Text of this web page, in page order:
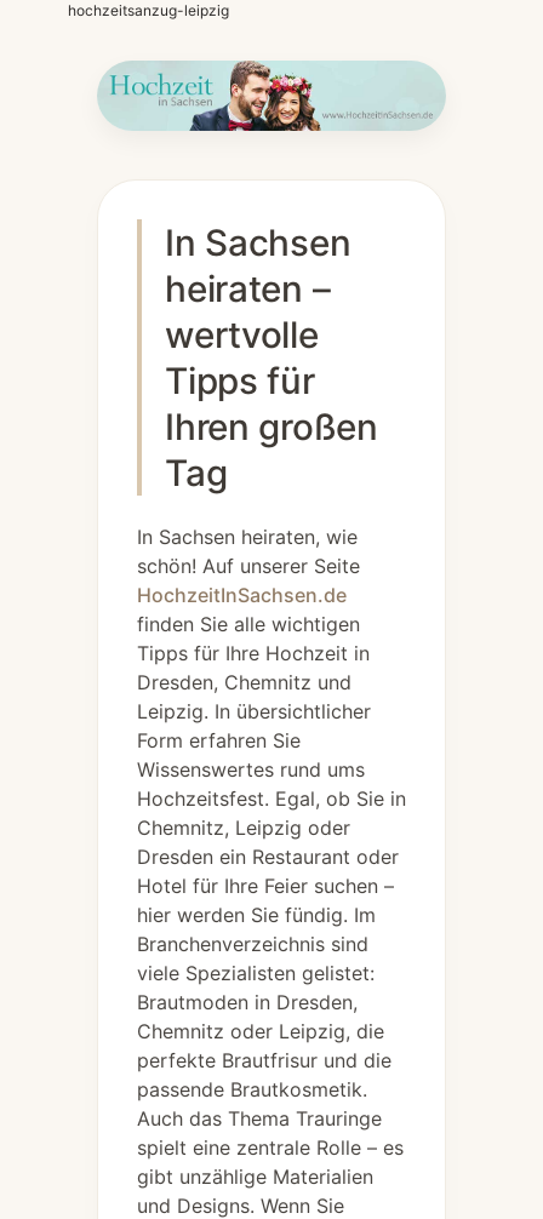
hochzeitsanzug-leipzig
In Sachsen
heiraten –
wertvolle
Tipps für
Ihren großen
Tag
In Sachsen heiraten, wie
schön! Auf unserer Seite
HochzeitInSachsen.de
finden Sie alle wichtigen
Tipps für Ihre Hochzeit in
Dresden, Chemnitz und
Leipzig. In übersichtlicher
Form erfahren Sie
Wissenswertes rund ums
Hochzeitsfest. Egal, ob Sie in
Chemnitz, Leipzig oder
Dresden ein Restaurant oder
Hotel für Ihre Feier suchen –
hier werden Sie fündig. Im
Branchenverzeichnis sind
viele Spezialisten gelistet:
Brautmoden in Dresden,
Chemnitz oder Leipzig, die
perfekte Brautfrisur und die
passende Brautkosmetik.
Auch das Thema Trauringe
spielt eine zentrale Rolle – es
gibt unzählige Materialien
und Designs. Wenn Sie